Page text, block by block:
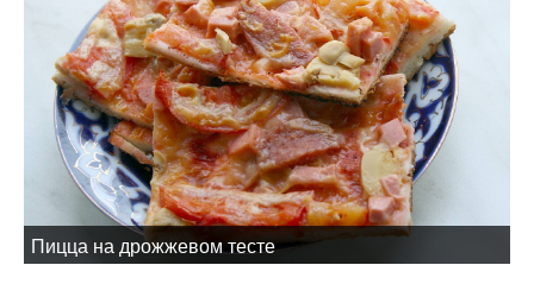
Пицца на дрожжевом тесте